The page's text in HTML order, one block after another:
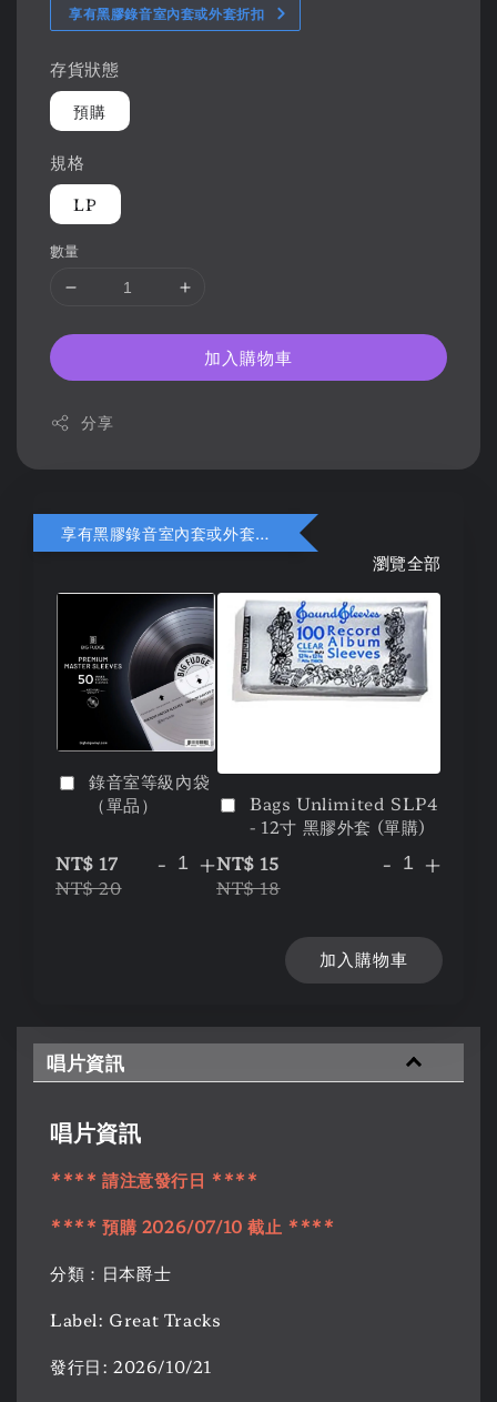
享有黑膠錄音室內套或外套折扣
存貨狀態
預購
規格
LP
數量
加入購物車
分享
享有黑膠錄音室內套或外套折扣
瀏覽全部
錄音室等級內袋
（單品）
NT$ 17
NT$ 20
- +
Bags Unlimited SLP4
- 12寸 黑膠外套 (單購)
NT$ 15
NT$ 18
- +
加入購物車
唱片資訊
唱片資訊
**** 請注意發行日 ****
**** 預購 2026/07/10 截止 ****
分類：日本爵士
Label: Great Tracks
發行日: 2026/10/21